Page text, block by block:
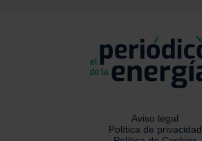
Aviso legal
Política de privacidad